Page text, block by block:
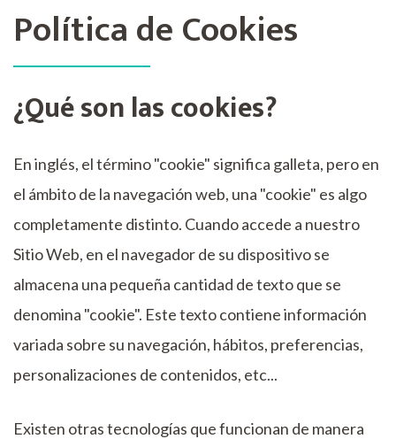
Política de Cookies
¿Qué son las cookies?
En inglés, el término "cookie" significa galleta, pero en
el ámbito de la navegación web, una "cookie" es algo
completamente distinto. Cuando accede a nuestro
Sitio Web, en el navegador de su dispositivo se
almacena una pequeña cantidad de texto que se
denomina "cookie". Este texto contiene información
variada sobre su navegación, hábitos, preferencias,
personalizaciones de contenidos, etc...
Existen otras tecnologías que funcionan de manera